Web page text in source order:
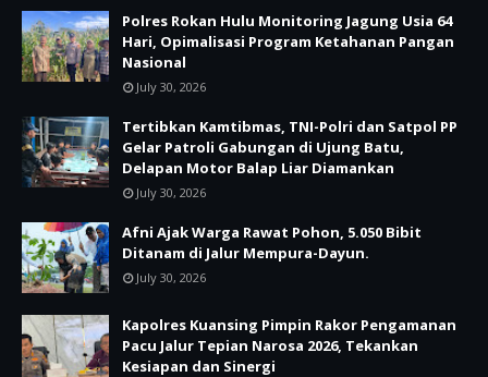
Polres Rokan Hulu Monitoring Jagung Usia 64
Hari, Opimalisasi Program Ketahanan Pangan
Nasional
July 30, 2026
Tertibkan Kamtibmas, TNI-Polri dan Satpol PP
Gelar Patroli Gabungan di Ujung Batu,
Delapan Motor Balap Liar Diamankan
July 30, 2026
Afni Ajak Warga Rawat Pohon, 5.050 Bibit
Ditanam di Jalur Mempura-Dayun.
July 30, 2026
Kapolres Kuansing Pimpin Rakor Pengamanan
Pacu Jalur Tepian Narosa 2026, Tekankan
Kesiapan dan Sinergi